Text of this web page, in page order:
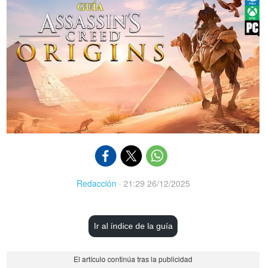
Redacción · 21:29 26/12/2025
Ir al índice de la guía